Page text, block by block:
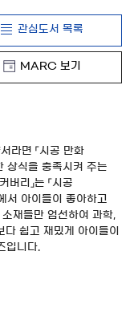
관심도서 목록
MARC 보기
라면 「시공 만화
상식을 충족시켜 주는
리」는 「시공
서 아이들이 좋아하고
재들만 엄선하여 과학,
쉽고 재밌게 아이들이
입니다.